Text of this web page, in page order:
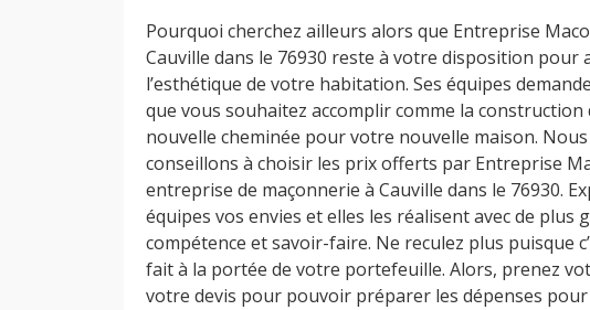
Pourquoi cherchez ailleurs alors que Entreprise
Cauville dans le 76930 reste à votre disposition pour
l’esthétique de votre habitation. Ses équipes
que vous souhaitez accomplir comme la construction
nouvelle cheminée pour votre nouvelle maison.
conseillons à choisir les prix offerts par Entreprise
entreprise de maçonnerie à Cauville dans le 76930.
équipes vos envies et elles les réalisent avec de plus
compétence et savoir-faire. Ne reculez plus puisque
fait à la portée de votre portefeuille. Alors, prenez
votre devis pour pouvoir préparer les dépenses pour